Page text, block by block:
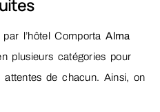
par l’hôtel ComportaAlma
plusieurs catégories pour
attentes de chacun. Ainsi, on